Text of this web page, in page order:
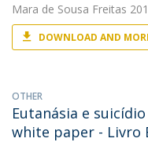
Mara de Sousa Freitas
DOWNLOAD AND
OTHER
Eutanásia e
white paper - Livro